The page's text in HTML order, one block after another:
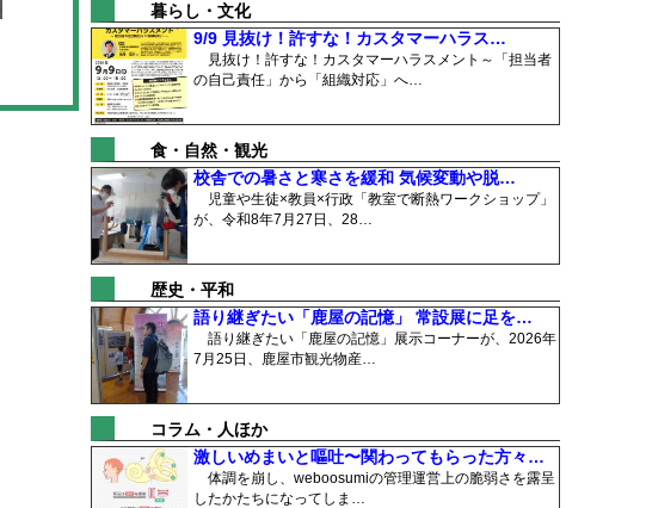
暮らし・文化
9/9 見抜け！許すな！カスタマーハラス…
見抜け！許すな！カスタマーハラスメント～「担当者
の自己責任」から「組織対応」へ…
食・自然・観光
校舎での暑さと寒さを緩和 気候変動や脱…
児童や生徒×教員×行政「教室で断熱ワークショップ」
が、令和8年7月27日、28…
歴史・平和
語り継ぎたい「鹿屋の記憶」 常設展に足を…
語り継ぎたい「鹿屋の記憶」展示コーナーが、2026年
7月25日、鹿屋市観光物産…
コラム・人ほか
激しいめまいと嘔吐〜関わってもらった方々…
体調を崩し、weboosumiの管理運営上の脆弱さを露呈
したかたちになってしま…